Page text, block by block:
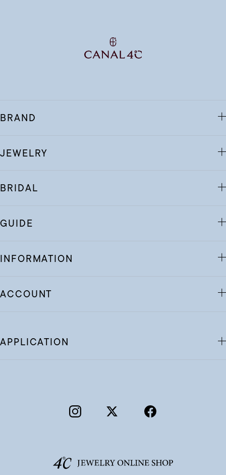
BRAND
JEWELRY
BRIDAL
GUIDE
INFORMATION
ACCOUNT
APPLICATION